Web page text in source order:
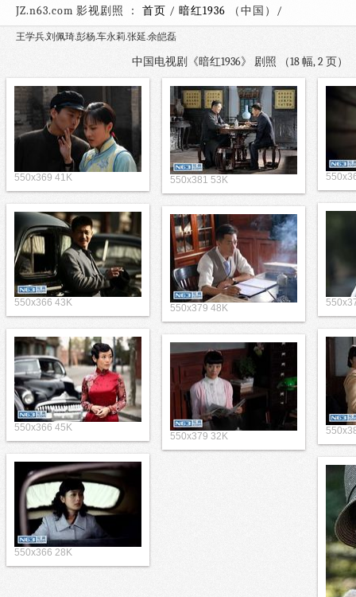
JZ.n63.com 影视剧照 ： 首页 / 暗红1936 （中国）
王学兵.刘佩琦.彭杨.车永莉.张延.余皑磊
中国电视剧《暗红1936》 剧照 （18 幅, 2 页
550x369 41K 550x381 53K
550x366 43K 550x379 48K
550x366 45K
550x379 32K
550x366 28K